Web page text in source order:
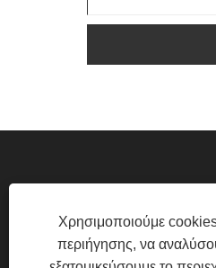
Χρησιμοποιούμε
περιήγησης, να